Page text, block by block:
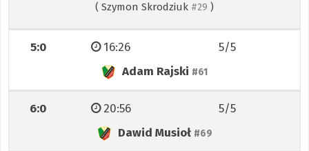
( Szymon Skrodziuk #29 )
5:0
Adam Rajski #61
5/5
16:26
6:0
Dawid Musioł #69
5/5
20:56